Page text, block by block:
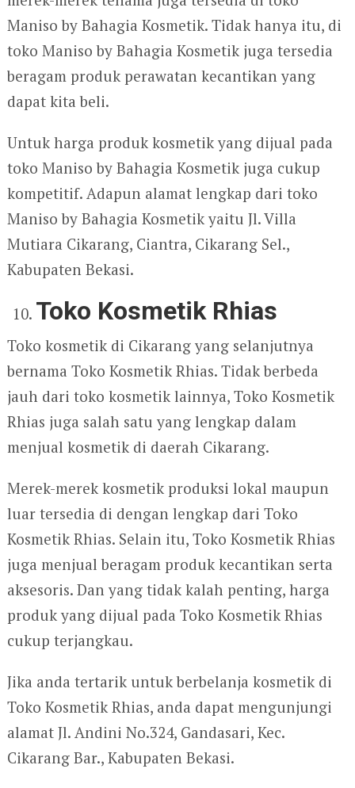
Maniso by Bahagia Kosmetik. Tidak hanya itu, di
toko Maniso by Bahagia Kosmetik juga tersedia
beragam produk perawatan kecantikan yang
dapat kita beli.
Untuk harga produk kosmetik yang dijual pada
toko Maniso by Bahagia Kosmetik juga cukup
kompetitif. Adapun alamat lengkap dari toko
Maniso by Bahagia Kosmetik yaitu Jl. Villa
Mutiara Cikarang, Ciantra, Cikarang Sel.,
Kabupaten Bekasi.
Toko Kosmetik Rhias
Toko kosmetik di Cikarang yang selanjutnya
bernama Toko Kosmetik Rhias. Tidak berbeda
jauh dari toko kosmetik lainnya, Toko Kosmetik
Rhias juga salah satu yang lengkap dalam
menjual kosmetik di daerah Cikarang.
Merek-merek kosmetik produksi lokal maupun
luar tersedia di dengan lengkap dari Toko
Kosmetik Rhias. Selain itu, Toko Kosmetik Rhias
juga menjual beragam produk kecantikan serta
aksesoris. Dan yang tidak kalah penting, harga
produk yang dijual pada Toko Kosmetik Rhias
cukup terjangkau.
Jika anda tertarik untuk berbelanja kosmetik di
Toko Kosmetik Rhias, anda dapat mengunjungi
alamat Jl. Andini No.324, Gandasari, Kec.
Cikarang Bar., Kabupaten Bekasi.